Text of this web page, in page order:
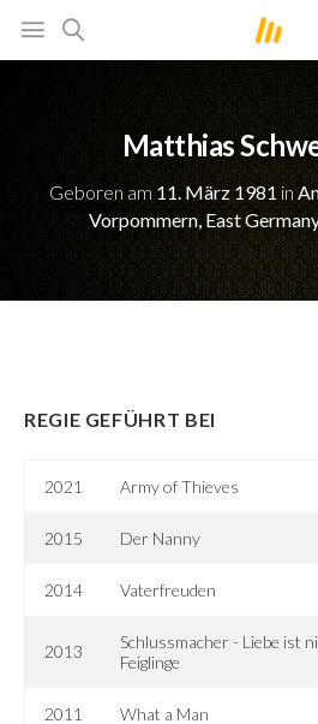
Matthias
Geboren am 11. März 1981 in
Vorpommern, East
REGIE GEFÜHRT BEI
2021 Army of Thieves
2015 Der Nanny
2014 Vaterfreuden
2013
Schlussmacher - Liebe ist
Feiglinge
2011 What a Man